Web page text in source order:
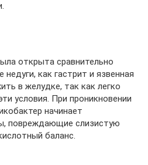
открыта сравнительно
как гастрит и язвенная
в желудке, так как легко
условия. При проникновении
начинает
повреждающие слизистую
баланс.